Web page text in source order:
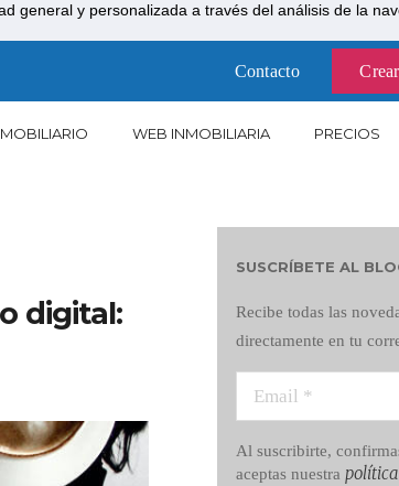
general y personalizada a través del análisis de la
Contacto
WEB INMOBILIARIA PRECIOS
digital:
SUSCRÍBETE AL
Recibe todas las
directamente en tu
Al suscribirte,
aceptas nuestra